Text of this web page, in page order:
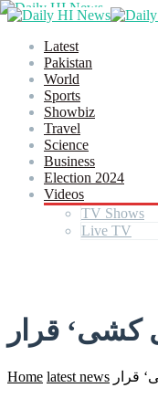
Latest
Pakistan
World
Sports
Showbiz
Travel
Science
Business
Election 2024
Videos
TV Shows
Live TV
Home latest news